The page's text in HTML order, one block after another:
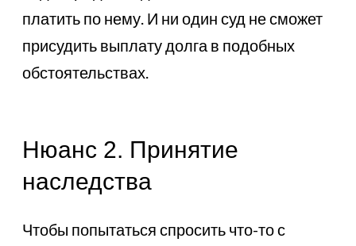
платить по нему. И ни один суд не сможет
присудить выплату долга в подобных
обстоятельствах.
Нюанс 2. Принятие
наследства
Чтобы попытаться спросить что-то с